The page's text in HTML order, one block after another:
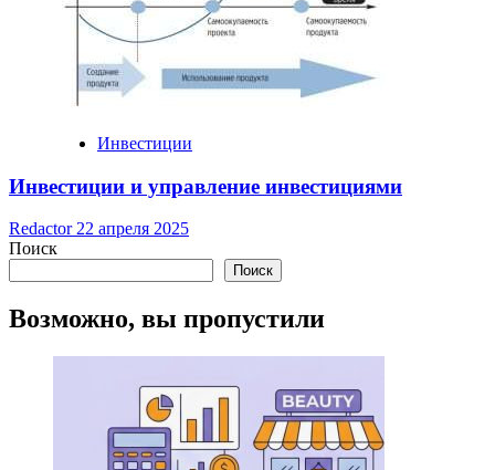
Инвестиции
Инвестиции и управление инвестициями
Redactor 22 апреля 2025
Поиск
Поиск
Возможно, вы пропустили